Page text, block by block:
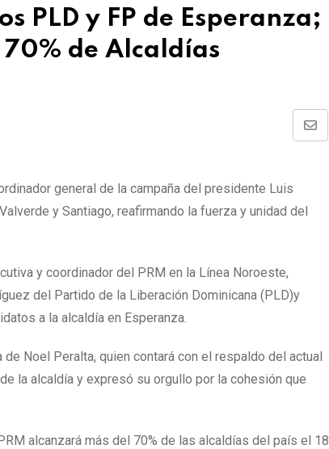
PLD y FP de Esperanza;
de Alcaldías
general de la campaña del presidente Luis
y Santiago, reafirmando la fuerza y unidad del
y coordinador del PRM en la Línea Noroeste,
del Partido de la Liberación Dominicana (PLD)y
a la alcaldía en Esperanza.
Noel Peralta, quien contará con el respaldo del actual
la alcaldía y expresó su orgullo por la cohesión que
alcanzará más del 70% de las alcaldías del país el 18